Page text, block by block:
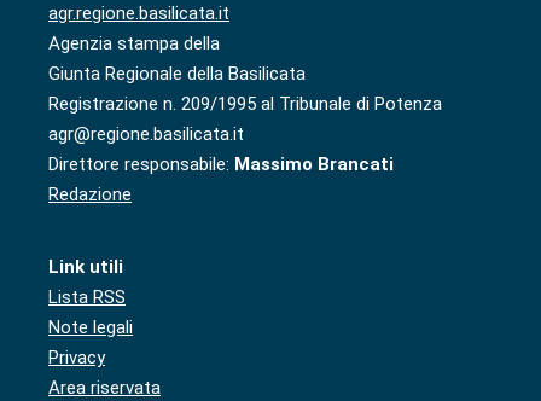
agr.regione.basilicata.it
Agenzia stampa della
Giunta Regionale della Basilicata
Registrazione n. 209/1995 al Tribunale di Potenza
agr@regione.basilicata.it
Direttore responsabile: Massimo Brancati
Redazione
Link utili
Lista RSS
Note legali
Privacy
Area riservata